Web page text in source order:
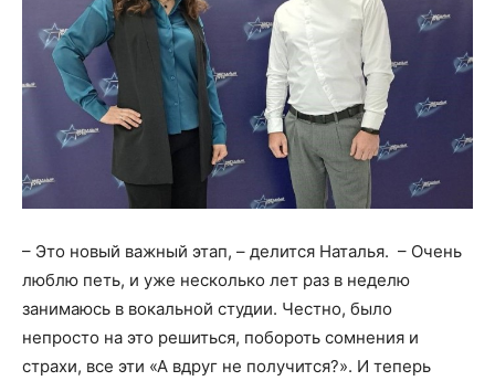
– Это новый важный этап, – делится Наталья. – Очень
люблю петь, и уже несколько лет раз в неделю
занимаюсь в вокальной студии. Честно, было
непросто на это решиться, побороть сомнения и
страхи, все эти «А вдруг не получится?». И теперь